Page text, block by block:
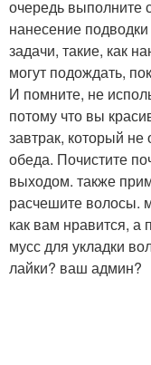
очередь выполните
нанесение
задачи, такие, как
могут подождать,
И помните, не
потому что вы
завтрак, который
обеда. Почистите
выходом. также
расчешите волосы.
как вам нравится, а
мусс для укладки
лайки? ваш админ?